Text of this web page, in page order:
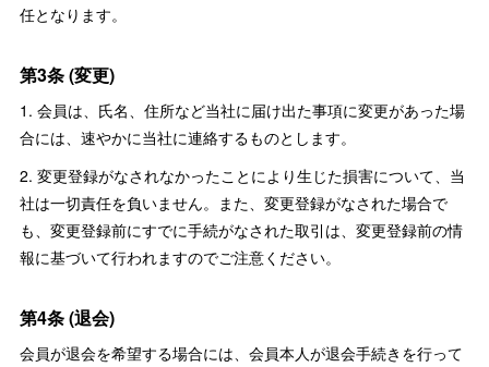
任となります。
第3条 (変更)
1. 会員は、氏名、住所など当社に届け出た事項に変更があった場
合には、速やかに当社に連絡するものとします。
2. 変更登録がなされなかったことにより生じた損害について、当
社は一切責任を負いません。また、変更登録がなされた場合で
も、変更登録前にすでに手続がなされた取引は、変更登録前の情
報に基づいて行われますのでご注意ください。
第4条 (退会)
会員が退会を希望する場合には、会員本人が退会手続きを行って